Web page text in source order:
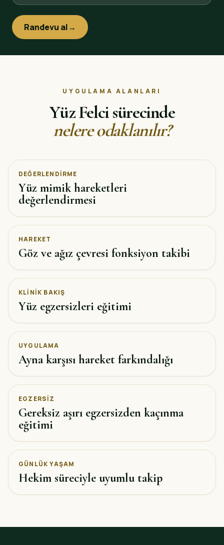
Randevu al→
UYGULAMA ALANLARI
Yüz Felci sürecinde
nelere odaklanılır?
DEĞERLENDIRME
Yüz mimik hareketleri
değerlendirmesi
HAREKET
Göz ve ağız çevresi fonksiyon takibi
KLINIK BAKIŞ
Yüz egzersizleri eğitimi
UYGULAMA
Ayna karşısı hareket farkındalığı
EGZERSIZ
Gereksiz aşırı egzersizden kaçınma
eğitimi
GÜNLÜK YAŞAM
Hekim süreciyle uyumlu takip